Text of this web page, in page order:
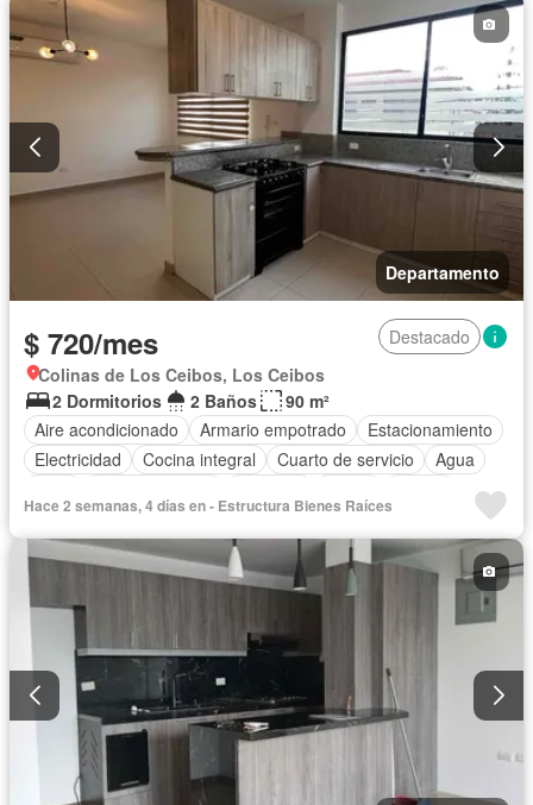
Departamento
$ 720/mes
Destacado
Colinas de Los Ceibos, Los Ceibos
2 Dormitorios
2 Baños
90 m²
Aire acondicionado
Armario empotrado
Estacionamiento
Electricidad
Cocina integral Cuarto de servicio
Agua
Garita de guardianía
Seguridad Sin amoblar
Hace 2 semanas, 4 días en - Estructura Bienes Raíces